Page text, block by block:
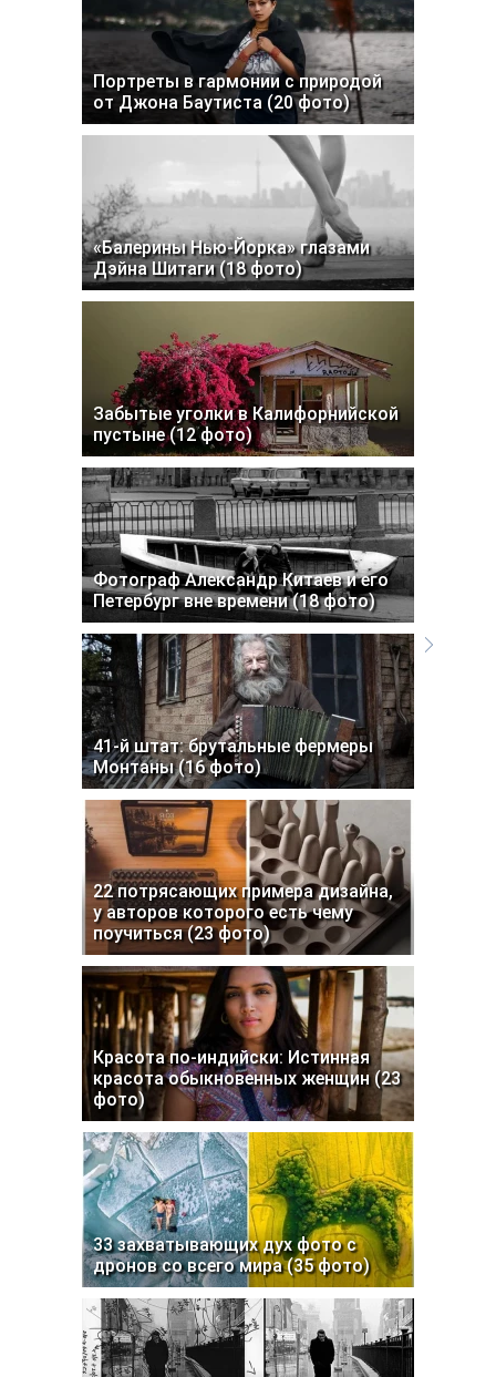
Портреты в гармонии с природой
от Джона Баутиста (20 фото)
«Балерины Нью-Йорка» глазами
Дэйна Шитаги (18 фото)
Забытые уголки в Калифорнийской
пустыне (12 фото)
Фотограф Александр Китаев и его
Петербург вне времени (18 фото)
41-й штат: брутальные фермеры
Монтаны (16 фото)
22 потрясающих примера дизайна,
у авторов которого есть чему
поучиться (23 фото)
Красота по-индийски: Истинная
красота обыкновенных женщин (23
фото)
33 захватывающих дух фото с
дронов со всего мира (35 фото)